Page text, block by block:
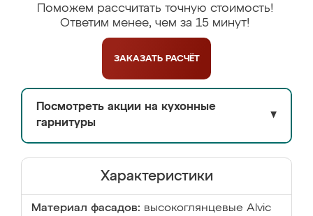
Поможем рассчитать точную стоимость!
Ответим менее, чем за 15 минут!
ЗАКАЗАТЬ РАСЧЁТ
Посмотреть акции на кухонные
гарнитуры
▼
Характеристики
Материал фасадов: высокоглянцевые Аlvic